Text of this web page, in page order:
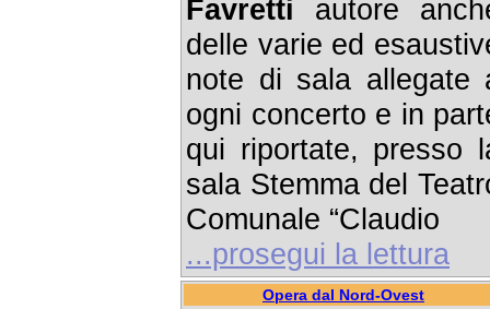
Favretti autore
delle varie ed
note di sala allegate
ogni concerto e in
qui riportate, presso
sala Stemma del
Comunale “Claudio
...prosegui la lettura
Opera dal Nord-Ovest